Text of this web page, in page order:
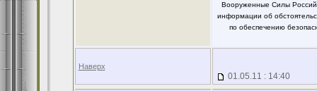
Вооруженные Силы
информации об
по обеспечению
Наверх
01.05.11 : 14:40